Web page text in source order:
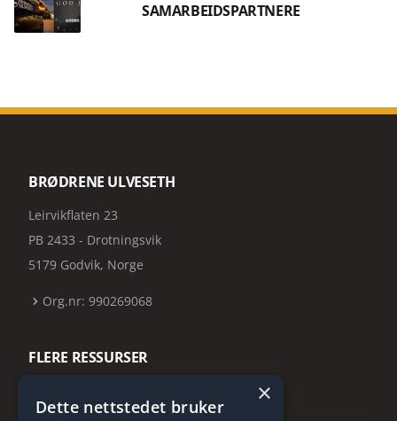
SAMARBEIDSPARTNERE
BRØDRENE ULVESETH
Leirvikflaten 23
PB 2433 - Drotningsvik
5179 Godvik, Norge
Org.nr: 990269068
FLERE RESSURSER
Følg oss på instagram
×
Dette nettstedet bruker